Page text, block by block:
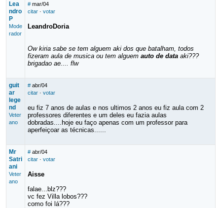
Lea
ndro
P
Mode
rador
# mar/04
citar· votar
LeandroDoria
Ow kiria sabe se tem alguem aki dos que batalham, todos
fizeram aula de musica ou tem alguem auto de dataaki???
brigadao ae.... flw
guit
ar
lege
nd
Veter
ano
# abr/04
citar· votar
eu fiz 7 anos de aulas e nos ultimos 2 anos eu fiz aula com 2
professores diferentes e um deles eu fazia aulas
dobradas....hoje eu faço apenas com um professor para
aperfeiçoar as técnicas......
Mr
Satri
ani
Veter
ano
# abr/04
citar· votar
Aisse
falae...blz???
vc fez Villa lobos???
como foi lá???